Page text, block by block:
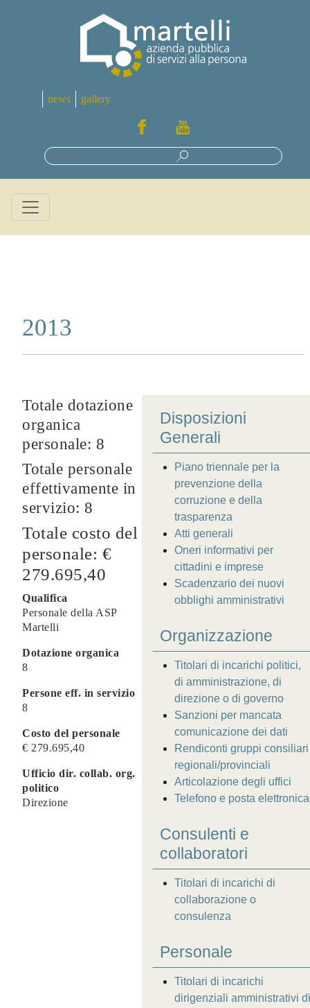
news gallery
2013
Totale dotazione
organica
personale: 8
Totale personale
effettivamente in
servizio: 8
Totale costo del
personale: €
279.695,40
Qualifica
Personale della ASP
Martelli
Dotazione organica
8
Persone eff. in servizio
8
Costo del personale
€ 279.695,40
Ufficio dir. collab. org.
politico
Direzione
Disposizioni
Generali
Piano triennale per la
prevenzione della
corruzione e della
trasparenza
Atti generali
Oneri informativi per
cittadini e imprese
Scadenzario dei nuovi
obblighi amministrativi
Organizzazione
Titolari di incarichi politici,
di amministrazione, di
direzione o di governo
Sanzioni per mancata
comunicazione dei dati
Rendiconti gruppi consiliari
regionali/provinciali
Articolazione degli uffici
Telefono e posta elettronica
Consulenti e
collaboratori
Titolari di incarichi di
collaborazione o
consulenza
Personale
Titolari di incarichi
dirigenziali amministrativi di